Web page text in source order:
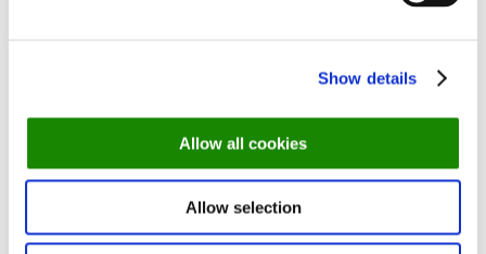
Show details
Allow all cookies
Allow selection
Nyhet: Restaurant Code i
Barcode
Party like Gatsby hos Gatsby
Burger & Bar
29. AUGUST 2019